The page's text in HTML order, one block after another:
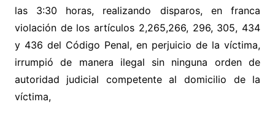
las 3:30 horas, realizando disparos, en franca
violación de los artículos 2,265,266, 296, 305, 434
y 436 del Código Penal, en perjuicio de la víctima,
irrumpió de manera ilegal sin ninguna orden de
autoridad judicial competente al domicilio de la
víctima,